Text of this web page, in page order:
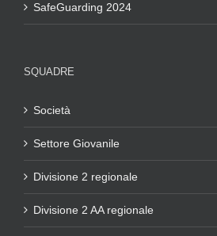
SafeGuarding 2024
SQUADRE
Società
Settore Giovanile
Divisione 2 regionale
Divisione 2 AA regionale